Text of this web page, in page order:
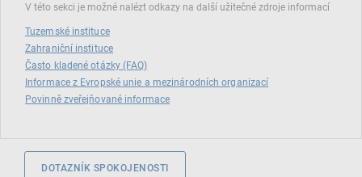
V této sekci je možné nalézt odkazy na další užitečné zdroje informací
Tuzemské instituce
Zahraniční instituce
Často kladené otázky (FAQ)
Informace z Evropské unie a mezinárodních organizací
Povinně zveřejňované informace
DOTAZNÍK SPOKOJENOSTI